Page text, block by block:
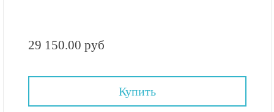
29 150.00 руб
Купить